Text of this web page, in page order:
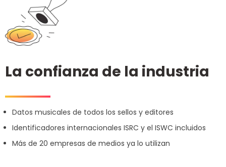
La confianza de la industria
Datos musicales de todos los sellos y editores
Identificadores internacionales ISRC y el ISWC incluidos
Más de 20 empresas de medios ya lo utilizan